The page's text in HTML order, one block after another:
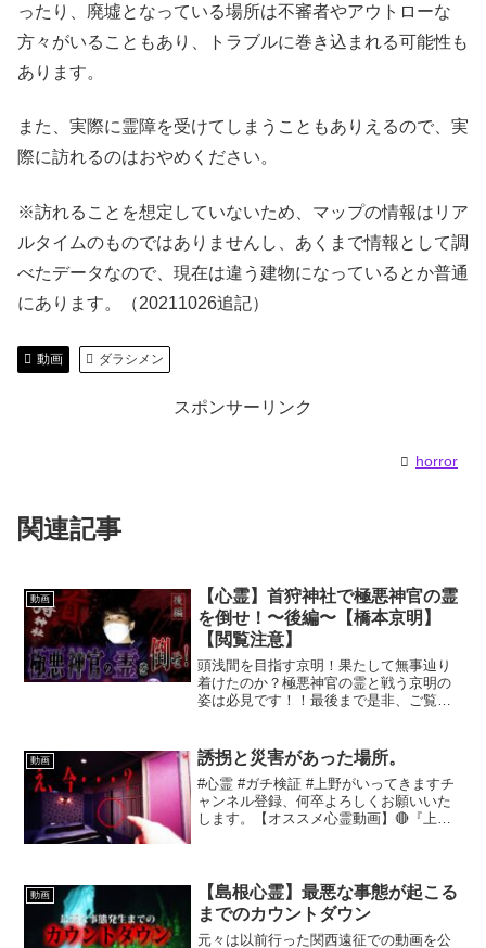
ったり、廃墟となっている場所は不審者やアウトローな
方々がいることもあり、トラブルに巻き込まれる可能性も
あります。
また、実際に霊障を受けてしまうこともありえるので、実
際に訪れるのはおやめください。
※訪れることを想定していないため、マップの情報はリア
ルタイムのものではありませんし、あくまで情報として調
べたデータなので、現在は違う建物になっているとか普通
にあります。（20211026追記）
動画 ダラシメン
スポンサーリンク
horror
関連記事
動画
【心霊】首狩神社で極悪神官の霊
を倒せ！〜後編〜【橋本京明】
【閲覧注意】
頭浅間を目指す京明！果たして無事辿り
着けたのか？極悪神官の霊と戦う京明の
姿は必見です！！最後まで是非、ご覧下
四柱推命”手書き”コース」募集2022年11
月18日(金)開...
動画 誘拐と災害があった場所。
#心霊 #ガチ検証 #上野がいってきますチ
ャンネル登録、何卒よろしくお願いいた
します。【オススメ心霊動画】🔴『上野
ざいます🙇‍...
動画
【島根心霊】最悪な事態が起こる
までのカウントダウン
元々は以前行った関西遠征での動画を公